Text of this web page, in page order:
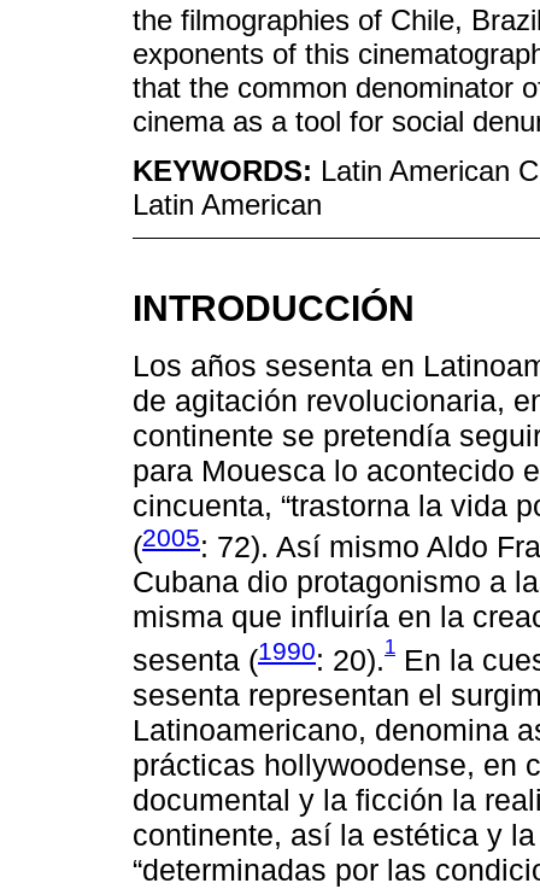
the filmographies of Chile,
exponents of this
that the common denominator
cinema as a tool for social
KEYWORDS: Latin American
Latin American
INTRODUCCIÓN
Los años sesenta en
de agitación revolucionaria,
continente se pretendía
para Mouesca lo acontecido
cincuenta, “trastorna la vida
(2005: 72). Así mismo Aldo
Cubana dio protagonismo a
misma que influiría en la
sesenta (1990: 20).1 En la
sesenta representan el
Latinoamericano, denomina
prácticas hollywoodense, en
documental y la ficción la
continente, así la estética y
“determinadas por las